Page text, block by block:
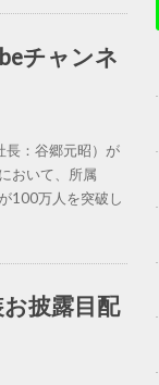
チャンネ
長：谷郷元昭）が
おいて、所属
100万人を突破し
披露目配